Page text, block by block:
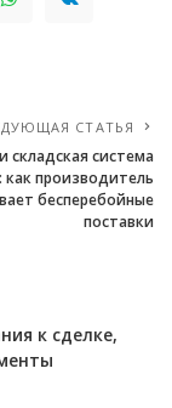
СТАТЬЯ
складская система
как производитель
бесперебойные
поставки
к сделке,